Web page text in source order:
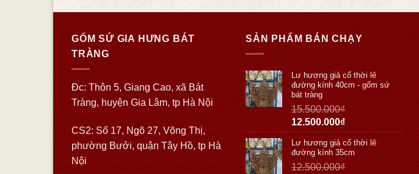
GỐM SỨ GIA HƯNG BÁT
TRÀNG
Đc: Thôn 5, Giang Cao, xã Bát
Tràng, huyện Gia Lâm, tp Hà Nội
CS2: Số 17, Ngõ 27, Võng Thị,
phường Bưởi, quận Tây Hồ, tp Hà
Nội
SẢN PHẨM BÁN CHẠY
Lư hương giả cổ thời lê
đường kính 40cm - gốm sứ
bát tràng
15.500.000₫
12.500.000₫
Lư hương giả cổ thời lê
đường kính 35cm
12.500.000₫